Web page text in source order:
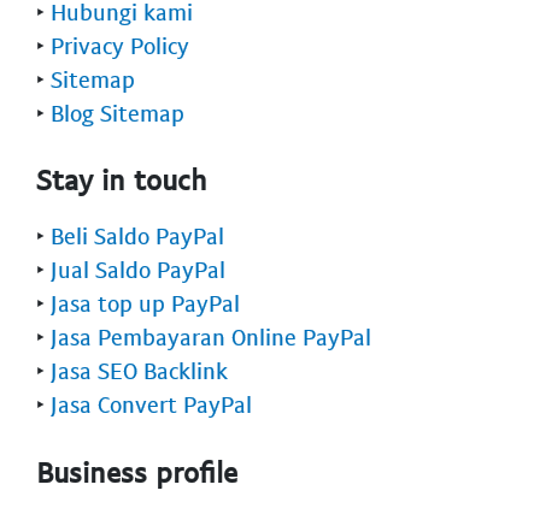
‣ Hubungi kami
‣ Privacy Policy
‣ Sitemap
‣ Blog Sitemap
Stay in touch
‣ Beli Saldo PayPal
‣ Jual Saldo PayPal
‣ Jasa top up PayPal
‣ Jasa Pembayaran Online PayPal
‣ Jasa SEO Backlink
‣ Jasa Convert PayPal
Business profile